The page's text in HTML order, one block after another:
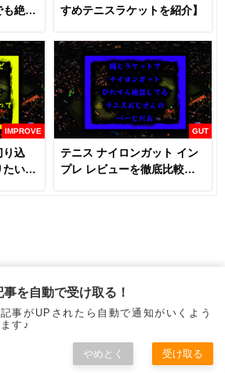
絶対
すめテニスラケットを紹介】
IMPROVE
り込
たいな
GUT
テニス ナイロンガット イン
プレ レビューを徹底比較
事を自動で受け取る！
事がUPされたら自動で通知がいくよう
す♪
やめとく 受け取る